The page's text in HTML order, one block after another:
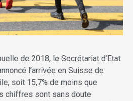
de 2018, le Secrétariat d’Etat
l’arrivée en Suisse de
soit 15,7% de moins que
chiffres sont sans doute